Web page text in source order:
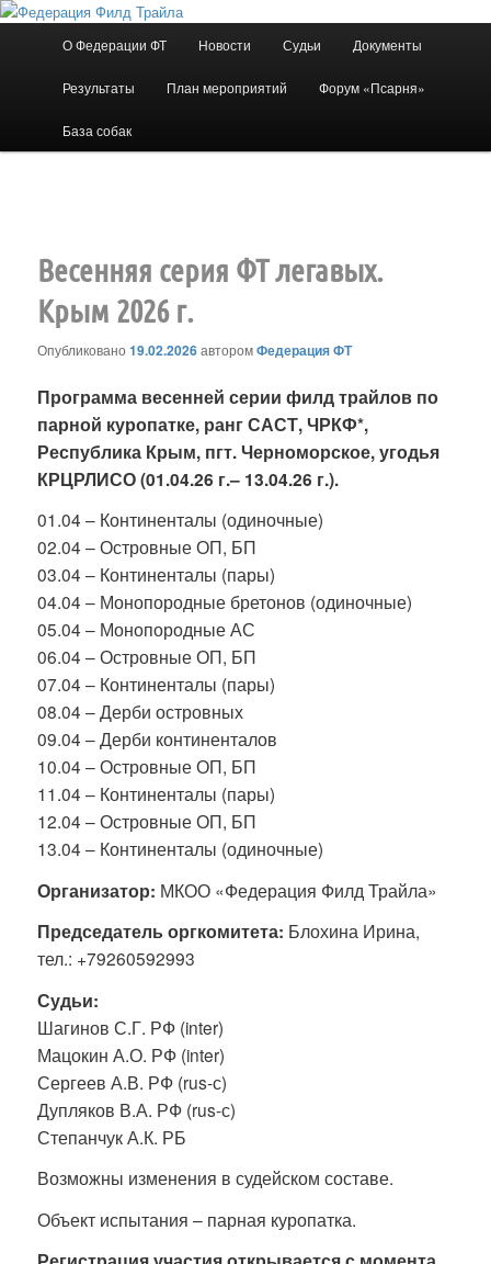
Перейти
основному
содержимомуФедерация Филд Трайла
О Федерации ФТ Новости Судьи Документы
Результаты План мероприятий Форум «Псарня»
База собак
Весенняя серия ФТ легавых.
Крым 2026 г.
Опубликовано19.02.2026авторомФедерация ФТ
Программа весенней серии филд трайлов по
парной куропатке, ранг САСТ, ЧРКФ*,
Республика Крым, пгт. Черноморское, угодья
КРЦРЛИСО (01.04.26 г.– 13.04.26 г.).
01.04 – Континенталы (одиночные)
02.04 – Островные ОП, БП
03.04 – Континенталы (пары)
04.04 – Монопородные бретонов (одиночные)
05.04 – Монопородные АС
06.04 – Островные ОП, БП
07.04 – Континенталы (пары)
08.04 – Дерби островных
09.04 – Дерби континенталов
10.04 – Островные ОП, БП
11.04 – Континенталы (пары)
12.04 – Островные ОП, БП
13.04 – Континенталы (одиночные)
Организатор: МКОО «Федерация Филд Трайла»
Председатель оргкомитета: Блохина Ирина,
тел.: +79260592993
Судьи:
Шагинов С.Г. РФ (inter)
Мацокин А.О. РФ (inter)
Сергеев А.В. РФ (rus-с)
Дупляков В.А. РФ (rus-с)
Степанчук А.К. РБ
Возможны изменения в судейском составе.
Объект испытания – парная куропатка.